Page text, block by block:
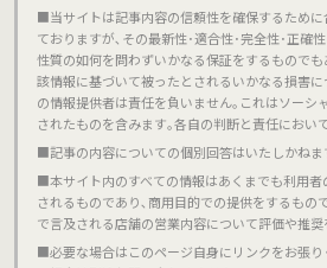
■当サイトは記事内容の信頼性を確保するため
ておりますが､その最新性･適合性･完全性･正確
性質の如何を問わずいかなる保証をするもので
該情報に基づいて被ったとされるいかなる損害
の情報提供者は責任を負いません｡これはソーシ
されたものを含みます｡各自の判断と責任におい
■記事の内容についての個別回答はいたしかねま
■本サイト内のすべての情報はあくまでも利用
されるものであり､商用目的での提供をするもの
で言及される店舗の営業内容について評価や推
■必要な場合はこのページ自身にリンクをお張